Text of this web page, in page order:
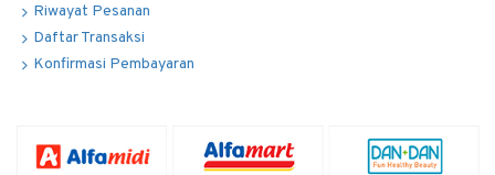
Riwayat Pesanan
Daftar Transaksi
Konfirmasi Pembayaran